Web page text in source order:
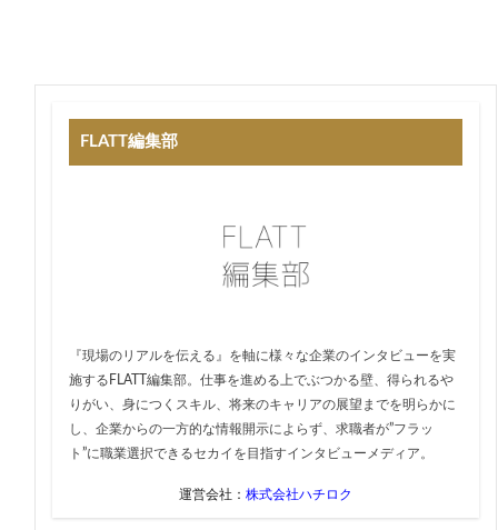
FLATT編集部
『現場のリアルを伝える』を軸に様々な企業のインタビューを実
施するFLATT編集部。仕事を進める上でぶつかる壁、得られるや
りがい、身につくスキル、将来のキャリアの展望までを明らかに
し、企業からの一方的な情報開示によらず、求職者が”フラッ
ト”に職業選択できるセカイを目指すインタビューメディア。
運営会社： 株式会社ハチロク